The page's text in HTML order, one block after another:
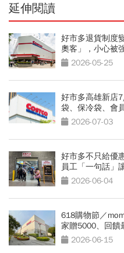
延伸閱讀
好市多退貨制度
奧客」，小心被
2026-05-25
好市多高雄新店
袋、保冷袋、會
2026-07-03
好市多不只給優
員工「一句話」
了 2026-06-04
618購物節／
家贈5000、回饋
2026-06-15